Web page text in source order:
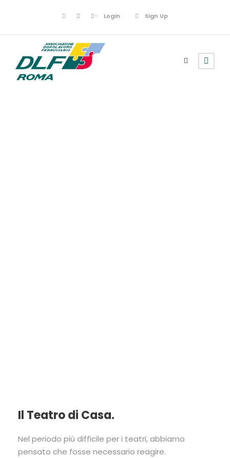
Login Sign Up
Il Teatro di Casa.
Nel periodo più difficile per i teatri, abbiamo
pensato che fosse necessario reagire.